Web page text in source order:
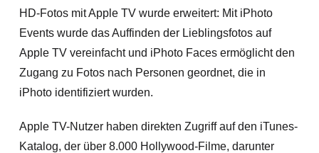
HD-Fotos mit Apple TV wurde erweitert: Mit iPhoto
Events wurde das Auffinden der Lieblingsfotos auf
Apple TV vereinfacht und iPhoto Faces ermöglicht den
Zugang zu Fotos nach Personen geordnet, die in
iPhoto identifiziert wurden.
Apple TV-Nutzer haben direkten Zugriff auf den iTunes-
Katalog, der über 8.000 Hollywood-Filme, darunter